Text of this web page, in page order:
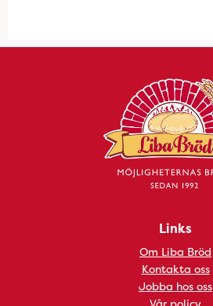
Links
Om Liba Bröd
Kontakta oss
Jobba hos oss